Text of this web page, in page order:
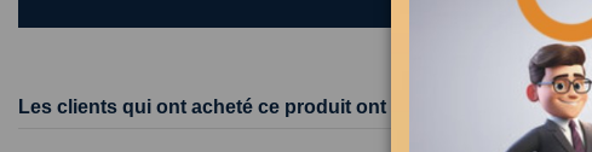
Les clients qui ont acheté ce produit ont également acheté :